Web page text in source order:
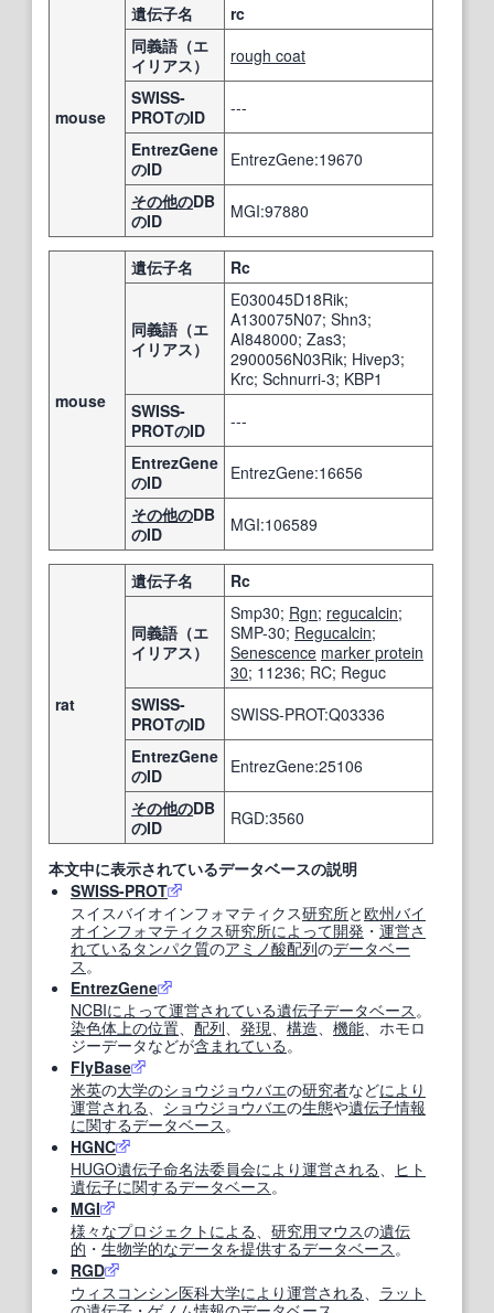
mouse
遺伝子名
rc
同義語（エ
イリアス）
rough coat
SWISS-
PROTのID
---
EntrezGene
のID
EntrezGene:19670
その他のDB
のID
MGI:97880
mouse
遺伝子名 Rc
同義語（エ
イリアス）
E030045D18Rik;
A130075N07; Shn3;
AI848000; Zas3;
2900056N03Rik; Hivep3;
Krc; Schnurri-3; KBP1
SWISS-
PROTのID
---
EntrezGene
のID
EntrezGene:16656
その他のDB
のID
MGI:106589
rat
遺伝子名 Rc
同義語（エ
イリアス）
Smp30; Rgn; regucalcin;
SMP-30; Regucalcin;
Senescence marker protein
30; 11236; RC; Reguc
SWISS-
PROTのID
SWISS-PROT:Q03336
EntrezGene
のID
EntrezGene:25106
その他のDB
のID
RGD:3560
本文中に表示されているデータベースの説明
SWISS-PROT
スイスバイオインフォマティクス研究所と欧州バイ
オインフォマティクス研究所によって開発 ・ 運営さ
れている タンパク質のアミノ酸配列のデータベー
ス 。
EntrezGene
NCBIによって運営されている遺伝子データベース 。
染色体 上の位置 配列 発現 構造 機能 、ホモロ
ジーデータなどが含まれている 。
FlyBase
米英の大学のショウジョウバエの研究者などにより
運営される ショウジョウバエの生態や遺伝子情報
に関するデータベース 。
HGNC
HUGO遺伝子命名法委員会により運営される
ヒト
遺伝子に関するデータベース 。
MGI
様々なプロジェクト による 研究用マウスの遺伝
的 ・ 生物学的なデータを提供するデータベース 。
RGD
ウィスコンシン医科大学により運営される
ラット